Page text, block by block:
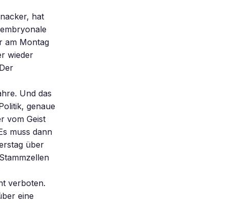
hat
am Montag
wieder
Und das
genaue
vom Geist
muss dann
über
verboten.
eine